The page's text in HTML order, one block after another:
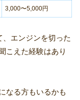
3,000〜5,000円
エンジンを切った
こえた経験はあり
なる方もいるかも